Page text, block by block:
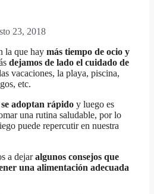
23, 2018
la que hay más tiempo de ocio y
dejamos de lado el cuidado de
vacaciones, la playa, piscina,
etc.
adoptan rápido y luego es
una rutina saludable, por lo
puede repercutir en nuestra
a dejaralgunos consejos que
una alimentación adecuada